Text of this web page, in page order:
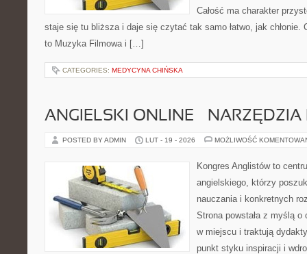
Całość ma charakter
staje się tu bliższa i daje się czytać tak samo łatwo, jak chłonie.
to Muzyka Filmowa i […]
CATEGORIES: MEDYCYNA CHIŃSKA
ANGIELSKI ONLINE – NARZĘDZIA
POSTED BY ADMIN LUT - 19 - 2026 MOŻLIWOŚĆ
Kongres Anglistów to
angielskiego, którzy
nauczania i konkretnych
Strona powstała z myślą
w miejscu i traktują
punkt styku inspiracji i